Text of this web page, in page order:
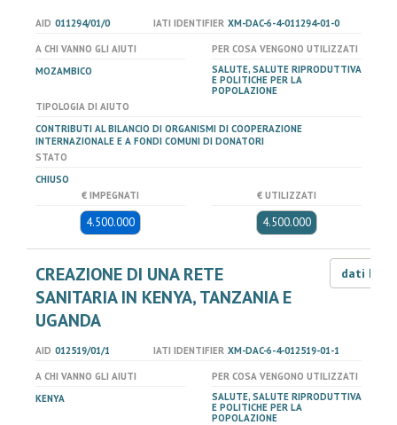
AID 011294/01/0 IATI IDENTIFIER XM-DAC-6-4-011294-01-0
A CHI VANNO GLI AIUTI
MOZAMBICO
PER COSA VENGONO UTILIZZATI
SALUTE, SALUTE RIPRODUTTIVA
E POLITICHE PER LA
POPOLAZIONE
TIPOLOGIA DI AIUTO
CONTRIBUTI AL BILANCIO DI ORGANISMI DI COOPERAZIONE
INTERNAZIONALE E A FONDI COMUNI DI DONATORI
STATO
CHIUSO
€ IMPEGNATI
4.500.000
€ UTILIZZATI
4.500.000
CREAZIONE DI UNA RETE
SANITARIA IN KENYA, TANZANIA E
UGANDA
dati LOD
AID 012519/01/1 IATI IDENTIFIER XM-DAC-6-4-012519-01-1
A CHI VANNO GLI AIUTI
KENYA
PER COSA VENGONO UTILIZZATI
SALUTE, SALUTE RIPRODUTTIVA
E POLITICHE PER LA
POPOLAZIONE